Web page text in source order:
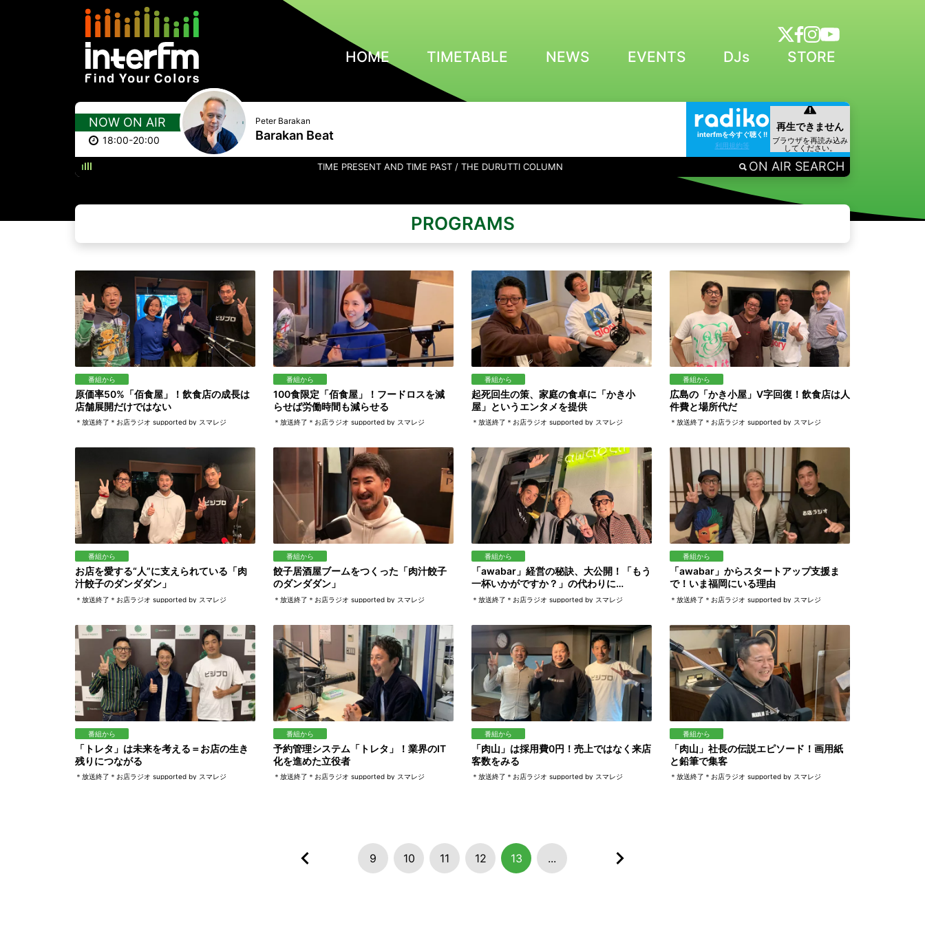
HOME TIMETABLE NEWS EVENTS DJs STORE
NOW ON AIR
18:00-20:00
Peter Barakan
Barakan Beat
interfmを今すぐ聴く!!
利用規約等
TIME PRESENT AND TIME PAST / THE DURUTTI COLUMN ON AIR SEARCH
PROGRAMS
番組から
原価率50%「佰食屋」！飲食店の成長は
店舗展開だけではない
＊放送終了＊お店ラジオ supported by スマレジ
番組から
100食限定「佰食屋」！フードロスを減
らせば労働時間も減らせる
＊放送終了＊お店ラジオ supported by スマレジ
番組から
起死回生の策、家庭の食卓に「かき小
屋」というエンタメを提供
＊放送終了＊お店ラジオ supported by スマレジ
番組から
広島の「かき小屋」V字回復！飲食店は人
件費と場所代だ
＊放送終了＊お店ラジオ supported by スマレジ
番組から
お店を愛する“人”に支えられている「肉
汁餃子のダンダダン」
＊放送終了＊お店ラジオ supported by スマレジ
番組から
餃子居酒屋ブームをつくった「肉汁餃子
のダンダダン」
＊放送終了＊お店ラジオ supported by スマレジ
番組から
「awabar」経営の秘訣、大公開！「もう
一杯いかがですか？」の代わりに…
＊放送終了＊お店ラジオ supported by スマレジ
番組から
「awabar」からスタートアップ支援ま
で！いま福岡にいる理由
＊放送終了＊お店ラジオ supported by スマレジ
番組から
「トレタ」は未来を考える＝お店の生き
残りにつながる
＊放送終了＊お店ラジオ supported by スマレジ
番組から
予約管理システム「トレタ」！業界のIT
化を進めた立役者
＊放送終了＊お店ラジオ supported by スマレジ
番組から
「肉山」は採用費0円！売上ではなく来店
客数をみる
＊放送終了＊お店ラジオ supported by スマレジ
番組から
「肉山」社長の伝説エピソード！画用紙
と鉛筆で集客
＊放送終了＊お店ラジオ supported by スマレジ
9 10 11 12 13 ...